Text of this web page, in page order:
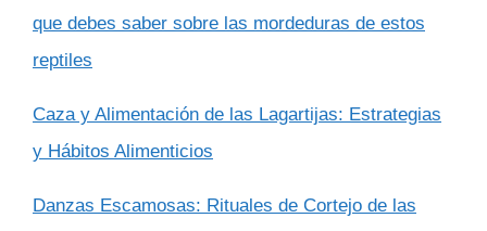
que debes saber sobre las mordeduras de estos
reptiles
Caza y Alimentación de las Lagartijas: Estrategias
y Hábitos Alimenticios
Danzas Escamosas: Rituales de Cortejo de las